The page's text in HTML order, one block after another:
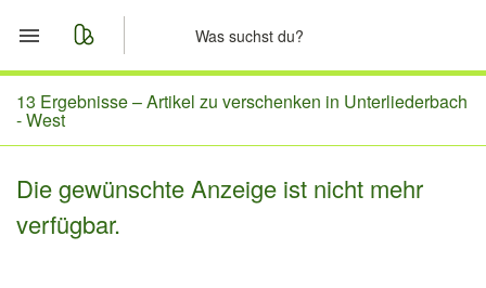
Start
Merkliste
Nachrichten
13 Ergebnisse –Artikel zu verschenken in Unterliederbach
- West
Die gewünschte Anzeige ist nicht mehr
verfügbar.